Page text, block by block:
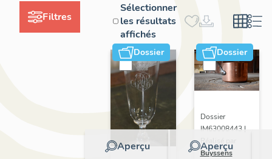
Filtres
Sélectionner
les résultats
affichés
Dossier
Aperçu
Dossier
Aperçu
Dossier
IM63008443 |
Réalisé par
Buyssens